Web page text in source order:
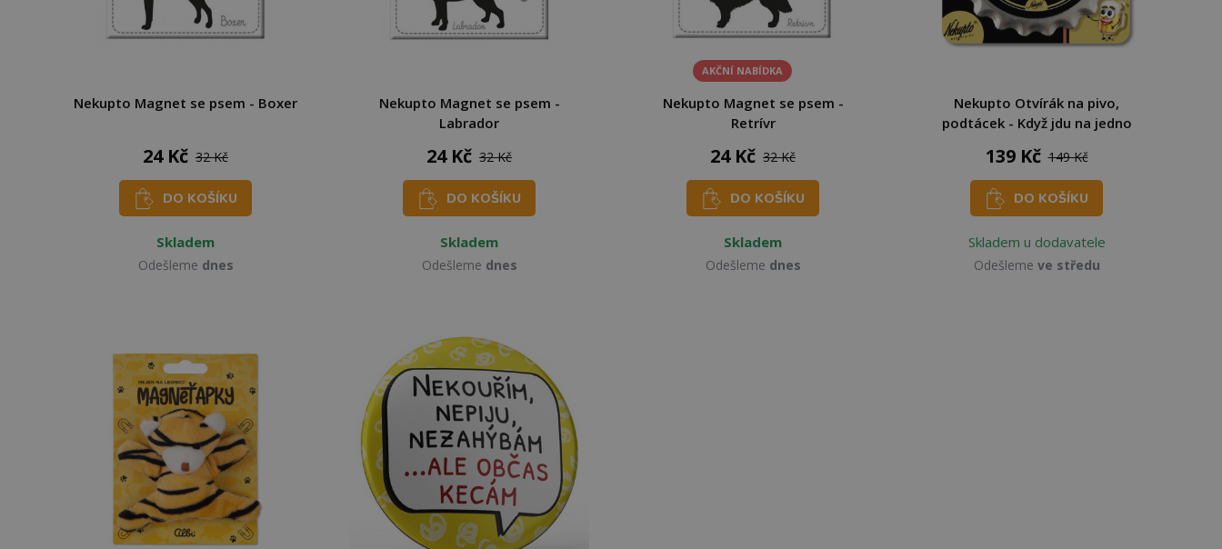
Nekupto Magnet se psem - Boxer
24 Kč 32 Kč
DO KOŠÍKU
Skladem
Odešleme dnes
Nekupto Magnet se psem -
Labrador
24 Kč 32 Kč
DO KOŠÍKU
Skladem
Odešleme dnes
AKČNÍ NABÍDKA
Nekupto Magnet se psem -
Retrívr
24 Kč 32 Kč
DO KOŠÍKU
Skladem
Odešleme dnes
Nekupto Otvírák na pivo,
podtácek - Když jdu na jedno
139 Kč 149 Kč
DO KOŠÍKU
Skladem u dodavatele
Odešleme ve středu